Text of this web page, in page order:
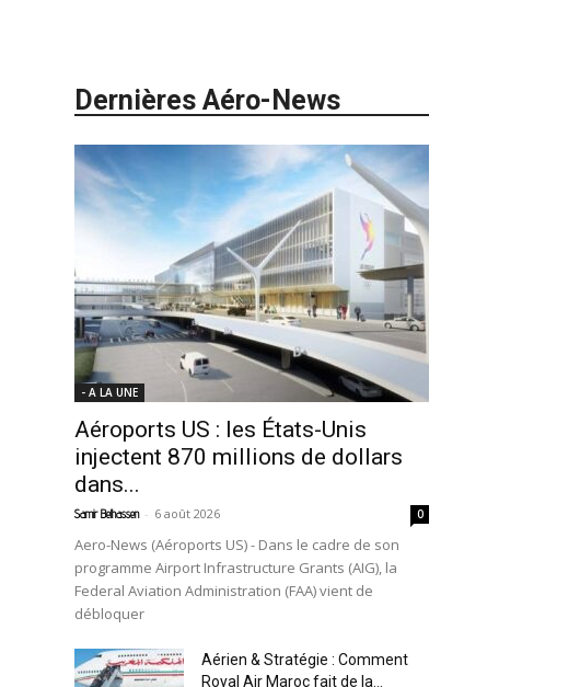
Dernières Aéro-News
- A LA UNE
Aéroports US : les États-Unis
injectent 870 millions de dollars
dans...
Samir Belhassen - 6 août 2026 0
Aero-News (Aéroports US) - Dans le cadre de son
programme Airport Infrastructure Grants (AIG), la
Federal Aviation Administration (FAA) vient de
débloquer
Aérien & Stratégie : Comment
Royal Air Maroc fait de la...